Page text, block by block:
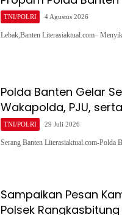
TNI/POLRI 4 Agustus 2026
Lebak,Banten Literasiaktual.com–
Polda Banten Gelar
Wakapolda, PJU,
TNI/POLRI 29 Juli 2026
Serang Banten Literasiaktual.com-Polda
Sampaikan Pesan
Polsek